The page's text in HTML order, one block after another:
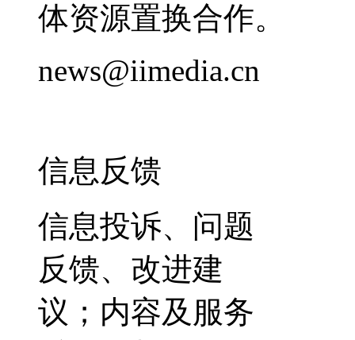
体资源置换合作。
news@iimedia.cn
信息反馈
信息投诉、问题
反馈、改进建
议；内容及服务